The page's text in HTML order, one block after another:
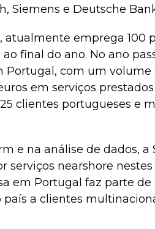
Siemens e Deutsche
emprega 100
final do ano. No ano
com um volume
em serviços
clientes portugueses e
e na análise de dados, a
serviços nearshore nestes
em Portugal faz parte de
a clientes